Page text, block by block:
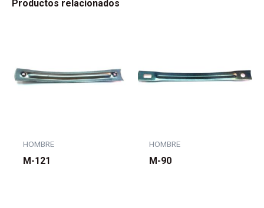
Productos relacionados
HOMBRE
M-121
HOMBRE
M-90